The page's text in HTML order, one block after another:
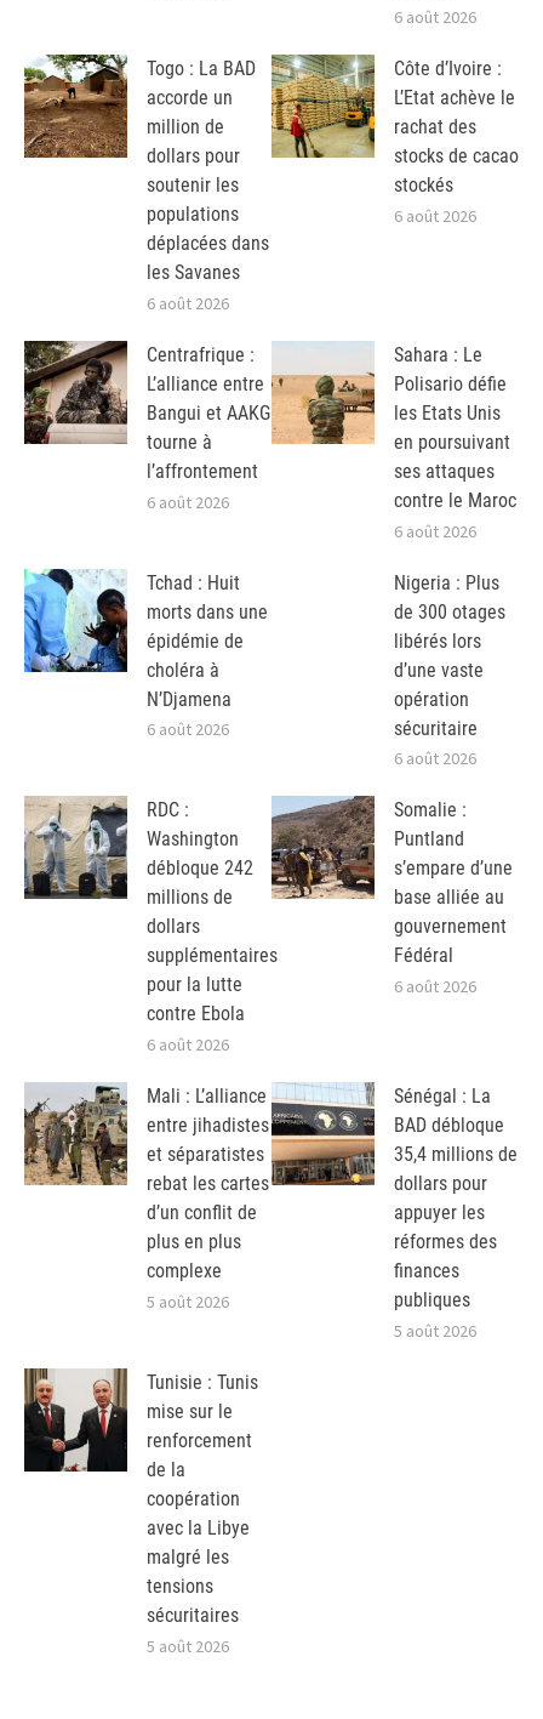
6 août 2026
Togo : La BAD
accorde un
million de
dollars pour
soutenir les
populations
déplacées dans
les Savanes
6 août 2026
Côte d’Ivoire :
L’Etat achève le
rachat des
stocks de cacao
stockés
6 août 2026
Centrafrique :
L’alliance entre
Bangui et AAKG
tourne à
l’affrontement
6 août 2026
Sahara : Le
Polisario défie
les Etats Unis
en poursuivant
ses attaques
contre le Maroc
6 août 2026
Tchad : Huit
morts dans une
épidémie de
choléra à
N’Djamena
6 août 2026
Nigeria : Plus
de 300 otages
libérés lors
d’une vaste
opération
sécuritaire
6 août 2026
RDC :
Washington
débloque 242
millions de
dollars
supplémentaires
pour la lutte
contre Ebola
6 août 2026
Somalie :
Puntland
s’empare d’une
base alliée au
gouvernement
Fédéral
6 août 2026
Mali : L’alliance
entre jihadistes
et séparatistes
rebat les cartes
d’un conflit de
plus en plus
complexe
5 août 2026
Sénégal : La
BAD débloque
35,4 millions de
dollars pour
appuyer les
réformes des
finances
publiques
5 août 2026
Tunisie : Tunis
mise sur le
renforcement
de la
coopération
avec la Libye
malgré les
tensions
sécuritaires
5 août 2026